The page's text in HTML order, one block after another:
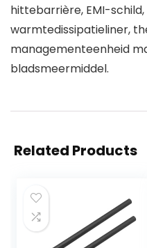
hittebarrière, EMI-
warmtedissipatieliner,
managementeenheid
bladsmeermiddel.
Related Products